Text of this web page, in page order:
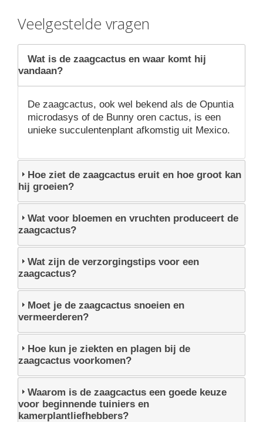
Veelgestelde vragen
Wat is de zaagcactus en waar komt hij
vandaan?
De zaagcactus, ook wel bekend als de Opuntia
microdasys of de Bunny oren cactus, is een
unieke succulentenplant afkomstig uit Mexico.
Hoe ziet de zaagcactus eruit en hoe groot kan
hij groeien?
Wat voor bloemen en vruchten produceert de
zaagcactus?
Wat zijn de verzorgingstips voor een
zaagcactus?
Moet je de zaagcactus snoeien en
vermeerderen?
Hoe kun je ziekten en plagen bij de
zaagcactus voorkomen?
Waarom is de zaagcactus een goede keuze
voor beginnende tuiniers en
kamerplantliefhebbers?